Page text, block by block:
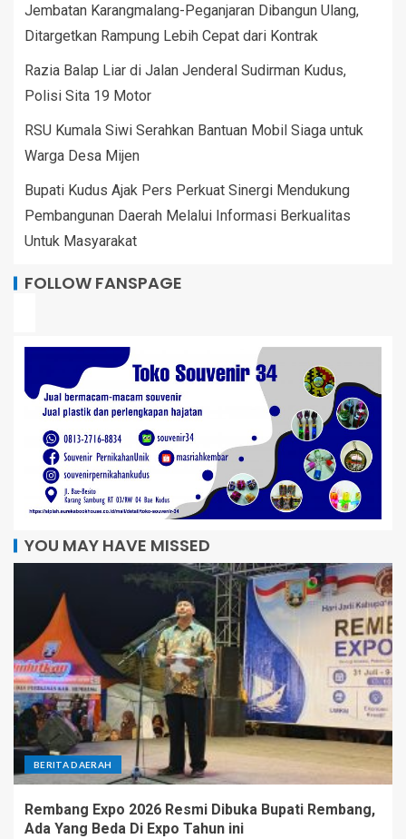
Jembatan Karangmalang-Peganjaran Dibangun Ulang,
Ditargetkan Rampung Lebih Cepat dari Kontrak
Razia Balap Liar di Jalan Jenderal Sudirman Kudus,
Polisi Sita 19 Motor
RSU Kumala Siwi Serahkan Bantuan Mobil Siaga untuk
Warga Desa Mijen
Bupati Kudus Ajak Pers Perkuat Sinergi Mendukung
Pembangunan Daerah Melalui Informasi Berkualitas
Untuk Masyarakat
FOLLOW FANSPAGE
YOU MAY HAVE MISSED
BERITA DAERAH
Rembang Expo 2026 Resmi Dibuka Bupati Rembang,
Ada Yang Beda Di Expo Tahun ini